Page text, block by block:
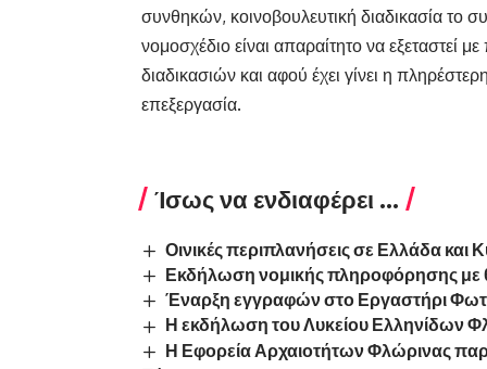
συνθηκών, κοινοβουλευτική διαδικασία το
νομοσχέδιο είναι απαραίτητο να εξεταστεί
διαδικασιών και αφού έχει γίνει η
επεξεργασία.
Ίσως να ενδιαφέρει ...
Οινικές περιπλανήσεις σε Ελλάδα
Εκδήλωση νομικής πληροφόρησης με
Έναρξη εγγραφών στο Εργαστήρι
Η εκδήλωση του Λυκείου Ελληνίδων
Η Εφορεία Αρχαιοτήτων Φλώρινας